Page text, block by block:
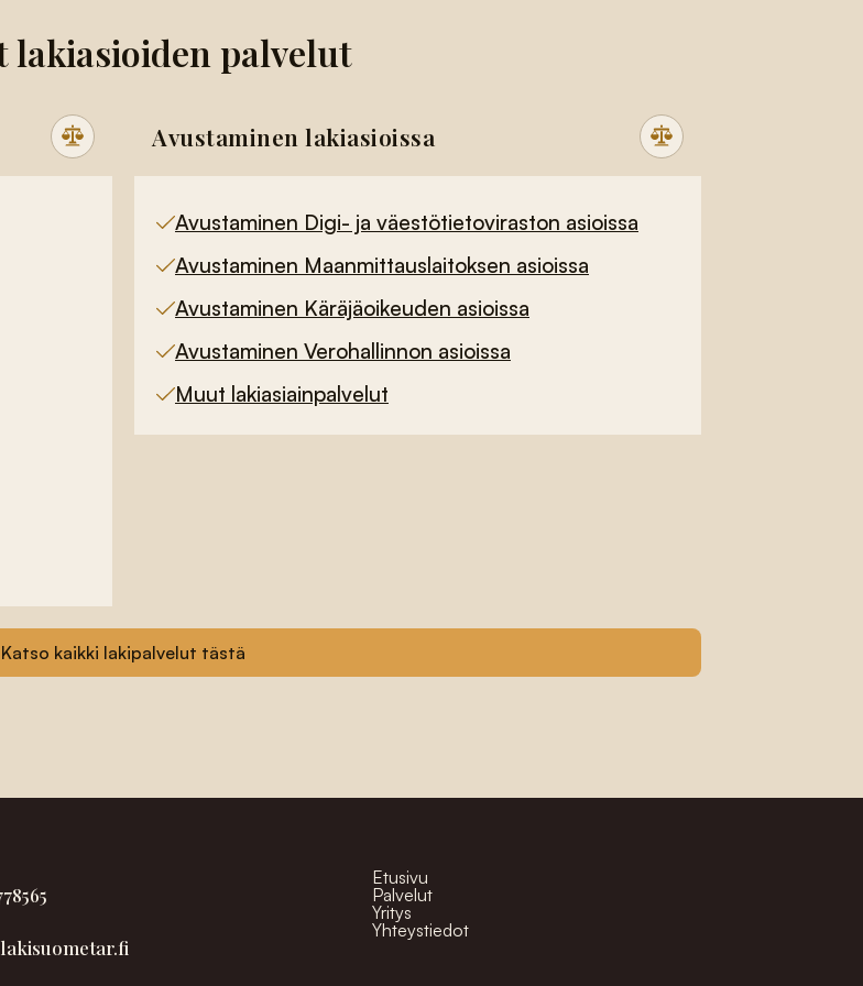
lakiasioiden palvelut
Avustaminen lakiasioissa
Avustaminen Digi- ja väestötietoviraston asioissa
Avustaminen Maanmittauslaitoksen asioissa
Avustaminen Käräjäoikeuden asioissa
Avustaminen Verohallinnon asioissa
Muut lakiasiainpalvelut
Katso kaikki lakipalvelut tästä
Etusivu
Palvelut
Yritys
Yhteystiedot